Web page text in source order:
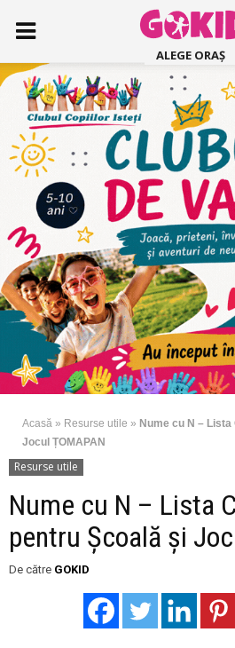
ALEGE ORAȘ
Acasă » Resurse utile » Nume cu N –
Jocul ȚOMAPAN
Resurse utile
Nume cu N – Lista
pentru Școală și
De către GOKID